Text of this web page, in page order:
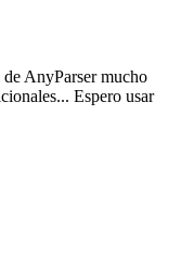
AnyParser mucho
Espero usar